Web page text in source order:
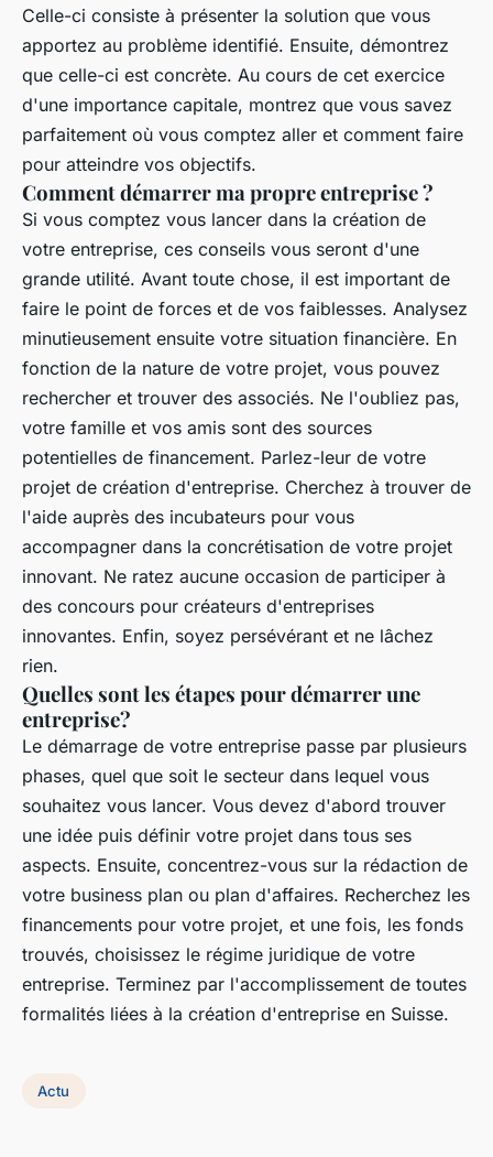
Celle-ci consiste à présenter la solution que vous
apportez au problème identifié. Ensuite, démontrez
que celle-ci est concrète. Au cours de cet exercice
d'une importance capitale, montrez que vous savez
parfaitement où vous comptez aller et comment faire
pour atteindre vos objectifs.
Comment démarrer ma propre entreprise ?
Si vous comptez vous lancer dans la création de
votre entreprise, ces conseils vous seront d'une
grande utilité. Avant toute chose, il est important de
faire le point de forces et de vos faiblesses. Analysez
minutieusement ensuite votre situation financière. En
fonction de la nature de votre projet, vous pouvez
rechercher et trouver des associés. Ne l'oubliez pas,
votre famille et vos amis sont des sources
potentielles de financement. Parlez-leur de votre
projet de création d'entreprise. Cherchez à trouver de
l'aide auprès des incubateurs pour vous
accompagner dans la concrétisation de votre projet
innovant. Ne ratez aucune occasion de participer à
des concours pour créateurs d'entreprises
innovantes. Enfin, soyez persévérant et ne lâchez
rien.
Quelles sont les étapes pour démarrer une
entreprise?
Le démarrage de votre entreprise passe par plusieurs
phases, quel que soit le secteur dans lequel vous
souhaitez vous lancer. Vous devez d'abord trouver
une idée puis définir votre projet dans tous ses
aspects. Ensuite, concentrez-vous sur la rédaction de
votre business plan ou plan d'affaires. Recherchez les
financements pour votre projet, et une fois, les fonds
trouvés, choisissez le régime juridique de votre
entreprise. Terminez par l'accomplissement de toutes
formalités liées à la création d'entreprise en Suisse.
Actu